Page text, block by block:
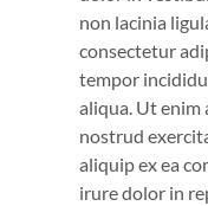
non lacinia
consectetur
tempor
aliqua. Ut enim
nostrud
aliquip ex ea
irure dolor in